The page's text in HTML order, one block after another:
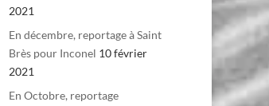
2021
En décembre, reportage à Saint
Brès pour Inconel 10 février
2021
En Octobre, reportage